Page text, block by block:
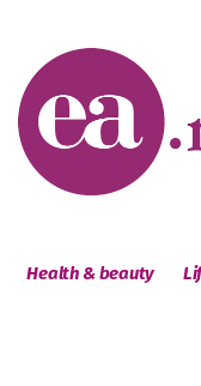
Health & beauty